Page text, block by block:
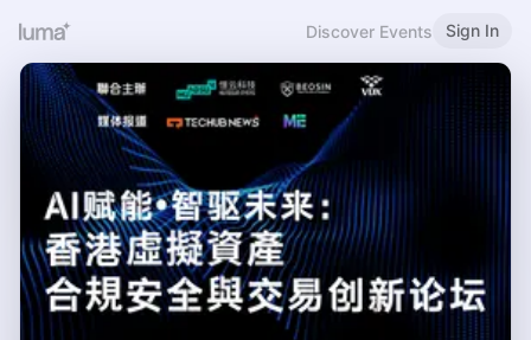
Discover Events Sign In